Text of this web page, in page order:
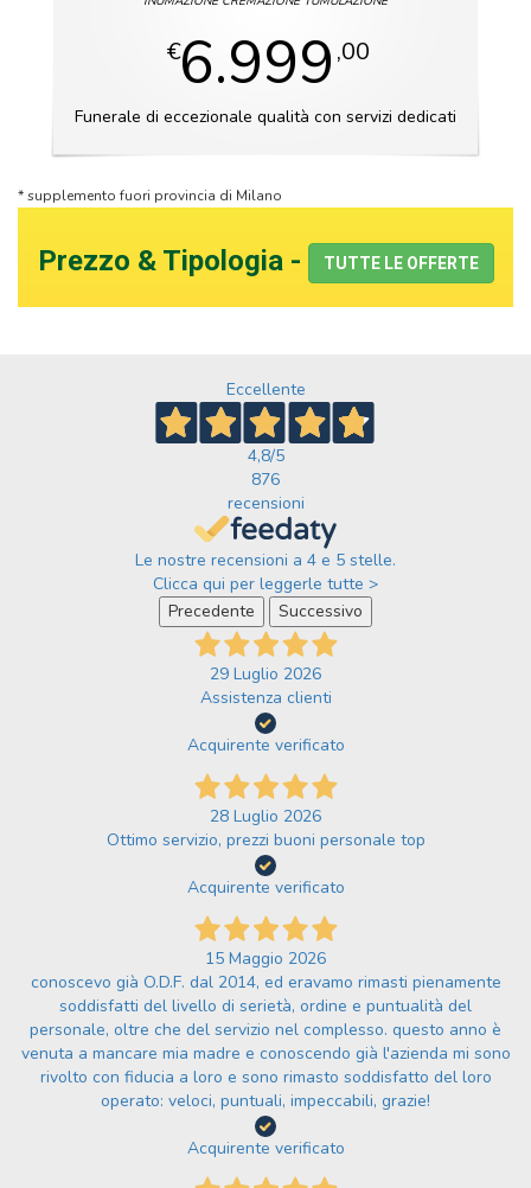
€6.999 ,00
Funerale di eccezionale qualità con servizi dedicati
* supplemento fuori provincia di Milano
Prezzo & Tipologia - TUTTE LE OFFERTE
Eccellente
4,8/5
876
recensioni
Le nostre recensioni a 4 e 5 stelle.
Clicca qui per leggerle tutte >
Precedente
Successivo
29 Luglio 2026
Assistenza clienti
Acquirente verificato
28 Luglio 2026
Ottimo servizio, prezzi buoni personale top
Acquirente verificato
15 Maggio 2026
conoscevo già O.D.F. dal 2014, ed eravamo rimasti pienamente
soddisfatti del livello di serietà, ordine e puntualità del
personale, oltre che del servizio nel complesso. questo anno è
venuta a mancare mia madre e conoscendo già l'azienda mi sono
rivolto con fiducia a loro e sono rimasto soddisfatto del loro
operato: veloci, puntuali, impeccabili, grazie!
Acquirente verificato